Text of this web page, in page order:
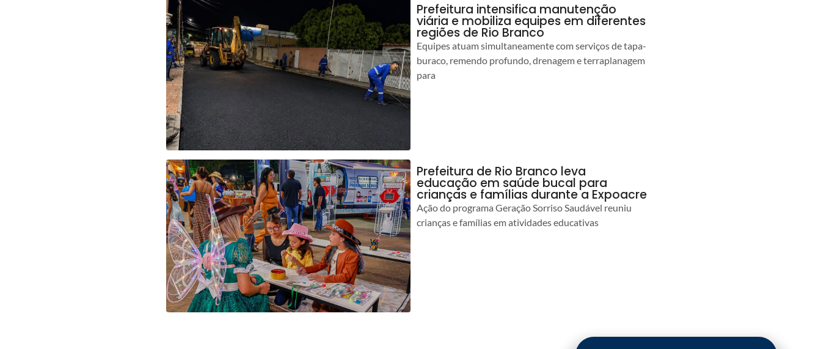
Prefeitura intensifica manutenção
viária e mobiliza equipes em diferentes
regiões de Rio Branco
Equipes atuam simultaneamente com serviços de tapa-
buraco, remendo profundo, drenagem e terraplanagem
para
Prefeitura de Rio Branco leva
educação em saúde bucal para
crianças e famílias durante a Expoacre
Ação do programa Geração Sorriso Saudável reuniu
crianças e famílias em atividades educativas